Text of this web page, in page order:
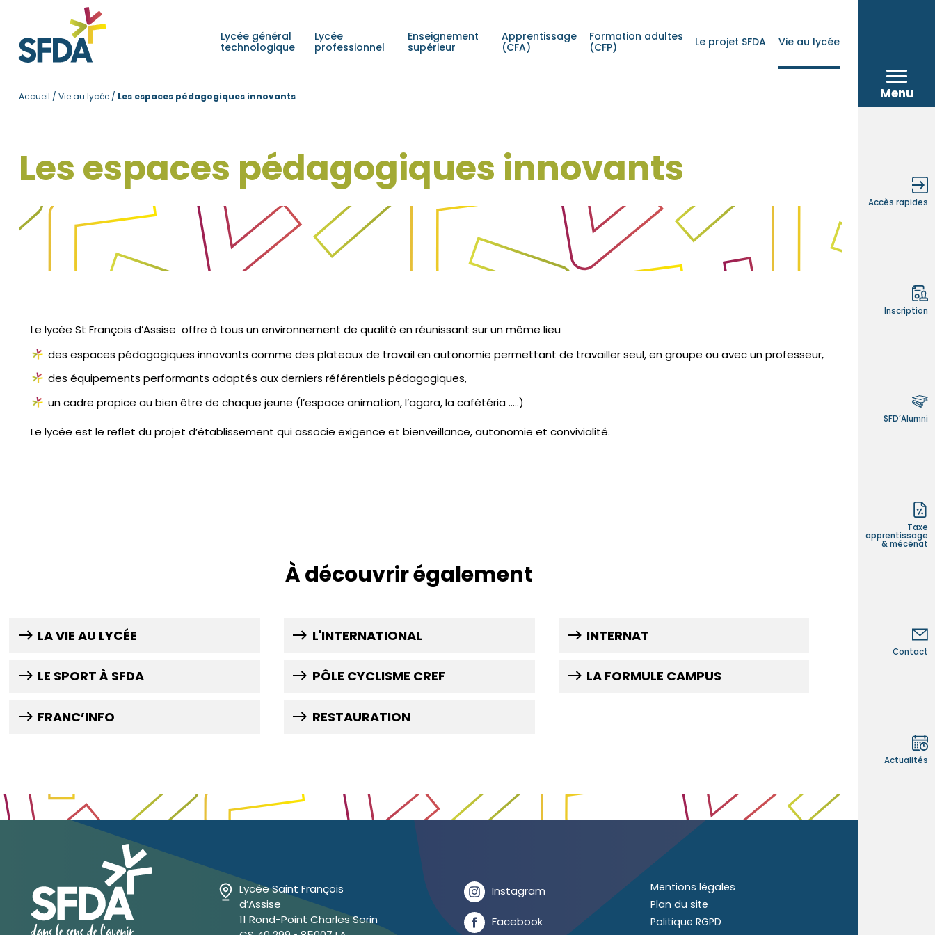
Lycée général
technologique
Lycée
professionnel
Enseignement
supérieur
Apprentissage
(CFA)
Formation adultes
(CFP)
Le projet SFDA Vie au lycée
Accueil / Vie au lycée/ Les espaces pédagogiques innovants
Les espaces pédagogiques innovants
Le lycée St François d’Assise offre à tous un environnement de qualité en réunissant sur un même lieu
des espaces pédagogiques innovants comme des plateaux de travail en autonomie permettant de travailler seul, en groupe ou avec un professeur,
des équipements performants adaptés aux derniers référentiels pédagogiques,
un cadre propice au bien être de chaque jeune (l’espace animation, l’agora, la cafétéria …..)
Le lycée est le reflet du projet d’établissement qui associe exigence et bienveillance, autonomie et convivialité.
À découvrir également
LA VIE AU LYCÉE L'INTERNATIONAL INTERNAT
LE SPORT À SFDA PÔLE CYCLISME CREF LA FORMULE CAMPUS
FRANC’INFO RESTAURATION
Lycée Saint François
d’Assise
11 Rond-Point Charles Sorin
Instagram
Facebook
Mentions légales
Plan du site
Politique RGPD
Menu
Accès rapides
Inscription
SFD’Alumni
Taxe
apprentissage
& mécénat
Contact
Actualités
Bienvenue à
Lycée
Vie au lycée
Accès